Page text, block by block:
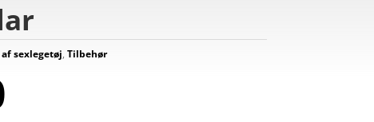
sexlegetøj,Tilbehør